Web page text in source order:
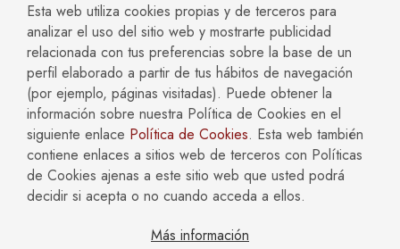
25 Febrero 2024
¿Cuáles son las diferencias entre un
divorcio de mutuo acuerdo y un divorcio
contencioso?
Te explicamos cuáles son las diferencias entre un
divorcio de mutuo acuerdo y un divorcio
contencioso, para que sepas qué opción es la
Esta web utiliza cookies propias y de terceros para
analizar el uso del sitio web y mostrarte publicidad
relacionada con tus preferencias sobre la base de un
perfil elaborado a partir de tus hábitos de navegación
(por ejemplo, páginas visitadas). Puede obtener la
información sobre nuestra Política de Cookies en el
siguiente enlace Política de Cookies. Esta web también
contiene enlaces a sitios web de terceros con Políticas
de Cookies ajenas a este sitio web que usted podrá
decidir si acepta o no cuando acceda a ellos.
Más información